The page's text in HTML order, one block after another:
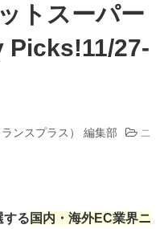
ューサー
トスーパー
27-
ンスプラス） 編集部
ニ
する 国内・海外EC業界ニ